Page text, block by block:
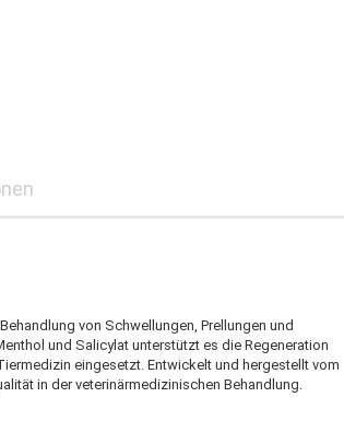
von Schwellungen, Prellungen und
und Salicylat unterstützt es die Regeneration
eingesetzt. Entwickelt und hergestellt vom
in der veterinärmedizinischen Behandlung.